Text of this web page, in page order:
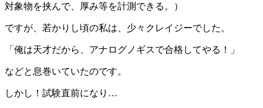
対象物を挟んで、厚み等を計測できる。）
ですが、若かりし頃の私は、少々クレイジーでした。
「俺は天才だから、アナログノギスで合格してやる！」
などと息巻いていたのです。
しかし！試験直前になり…